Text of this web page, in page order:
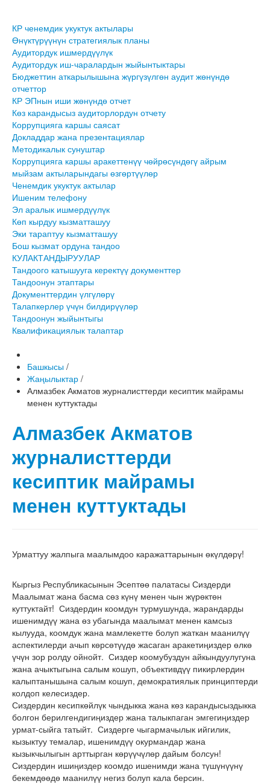
КР ченемдик укуктук актылары
Өнүктүрүүнүн стратегиялык планы
Аудитордук ишмердүүлүк
Аудитордук иш-чаралардын жыйынтыктары
Бюджеттин аткарылышына жүргүзүлгөн аудит жөнүндө
отчеттор
КР ЭПнын иши жөнүндө отчет
Көз карандысыз аудиторлордун отчету
Коррупцияга каршы саясат
Докладдар жана презентациялар
Методикалык сунуштар
Коррупцияга каршы аракеттенүү чөйрөсүндөгү айрым
мыйзам актыларындагы өзгөртүүлөр
Ченемдик укуктук актылар
Ишеним телефону
Эл аралык ишмердүүлүк
Көп кырдуу кызматташуу
Эки тараптуу кызматташуу
Бош кызмат ордуна тандоо
КУЛАКТАНДЫРУУЛАР
Тандоого катышууга керектүү документтер
Тандоонун этаптары
Документтердин үлгүлөрү
Талапкерлер үчүн билдирүүлөр
Тандоонун жыйынтыгы
Квалификациялык талаптар
Башкысы /
Жаңылыктар /
Алмазбек Акматов журналисттерди кесиптик майрамы
менен куттуктады
Алмазбек Акматов
журналисттерди
кесиптик майрамы
менен куттуктады
Урматтуу жалпыга маалымдоо каражаттарынын өкүлдөрү!
Кыргыз Республикасынын Эсептөө палатасы Сиздерди
Маалымат жана басма сөз күнү менен чын жүрөктөн
куттуктайт! Сиздердин коомдун турмушунда, жарандарды
ишенимдүү жана өз убагында маалымат менен камсыз
кылууда, коомдук жана мамлекетте болуп жаткан маанилүү
аспектилерди ачып көрсөтүүдө жасаган аракетиңиздер өлкө
үчүн зор ролду ойнойт. Сиздер коомубуздун айкындуулугуна
жана ачыктыгына салым кошуп, объективдүү пикирлердин
калыптанышына салым кошуп, демократиялык принциптерди
колдоп келесиздер.
Сиздердин кесипкөйлүк чындыкка жана көз карандысыздыкка
болгон берилгендигиңиздер жана талыкпаган эмгегиңиздер
урмат-сыйга татыйт. Сиздерге чыгармачылык ийгилик,
кызыктуу темалар, ишенимдүү окурмандар жана
кызыкчылыгын арттырган көрүүчүлөр дайым болсун!
Сиздердин ишиңиздер коомдо ишенимди жана түшүнүүнү
бекемдөөдө маанилүү негиз болуп кала берсин.